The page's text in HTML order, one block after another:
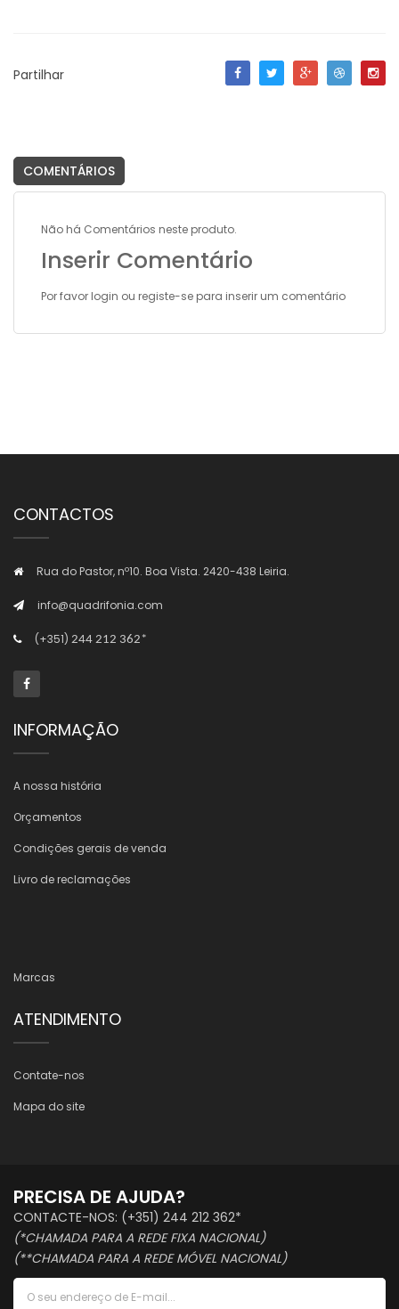
Partilhar
COMENTÁRIOS
Não há Comentários neste produto.
Inserir Comentário
Por favor login ou registe-se para inserir um comentário
CONTACTOS
Rua do Pastor, nº10. Boa Vista. 2420-438 Leiria.
info@quadrifonia.com
(+351) 244 212 362*
INFORMAÇÃO
A nossa história
Orçamentos
Condições gerais de venda
Livro de reclamações
Marcas
ATENDIMENTO
Contate-nos
Mapa do site
PRECISA DE AJUDA?
CONTACTE-NOS: (+351) 244 212 362*
(*CHAMADA PARA A REDE FIXA NACIONAL)
(**CHAMADA PARA A REDE MÓVEL NACIONAL)